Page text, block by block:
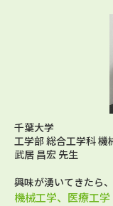
特定商取引表記
千葉大学
工学部 総合工学科 機
武居 昌宏 先生
興味が湧いてきたら
機械工学、医療工学